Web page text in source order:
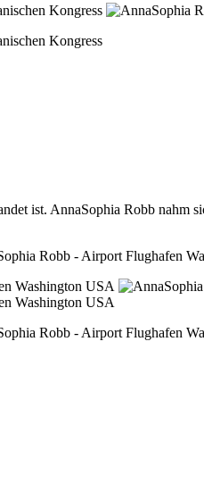
ist. AnnaSophia Robb nahm